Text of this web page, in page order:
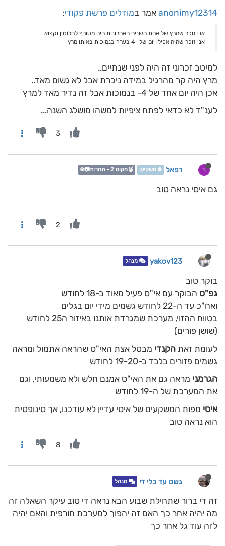
anonimy12314 אמר במודלים פרשת פקודי:
אני זוכר שמרץ של אחת השנים האחרונות היה מטורף לחלוטין וקפוא
אני זוכר שהיה אפילו יום של -4 בערך בנמוכות באותו מרץ
למיטב זכרוני זה היה לפני שנתיים..
מרץ היה קר מהרגיל במידה ניכרת אבל לא גשום מאד..
אכן היה יום אחד של 4- בנמוכות אבל זה נדיר מאד למרץ
לענ"ד לא כדאי לפתח ציפיות למשהו מושלג השנה...
3
ר רפאל ❄️ משקיען 🥈מקום 2 - תחרות📷❄️
גם איסי נראה טוב
2
yakov123 מנהל
בוקר טוב
גפ"ס הבוקר עם אי"ס פעיל מאוד ב-18 לחודש
ואח"כ עד ה-22 לחודש גשמים מידי יום בגלים
בטווח ההזוי, מערכת שמגרדת אותנו באיזור ה25 לחודש
(שושן פורים)
לעומת זאת הקנדי מבטל אצת האי"ס שהראה אתמול ומראה
גשמים פזורים בלבד ב-19-20 לחודש
הגרמני מראה גם את האי"ס אמנם חלש ולא משמעותי, וגם
את המערכת של ה-19 לחודש
איסי מפות המשקעים של איסי עדיין לא עודכנו, אך סינופטית
הוא נראה טוב
8
גשם עד בלי די מנהל
זה די ברור שתחילת שבוע הבא נראה די טוב עיקר השאלה זה
מה יהיה אחר כך האם זה יהפוך למערכת חורפית והאם יהיה
לזה עוד גל אחר כך